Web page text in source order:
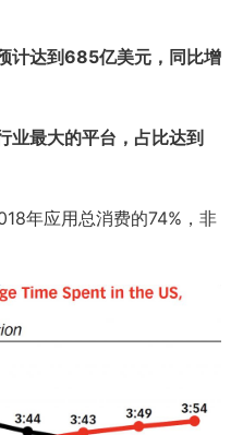
计达到685亿美元，同比增
业最大的平台，占比达到
年应用总消费的74%，非